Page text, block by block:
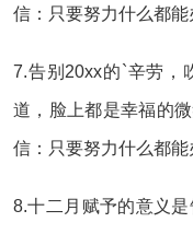
信：只要努力什么都
7.告别20xx的`辛劳，
道，脸上都是幸福的
信：只要努力什么都
8.十二月赋予的意义